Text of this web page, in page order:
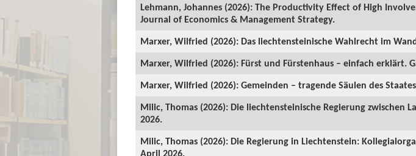
Lehmann, Johannes (2026): The Productivity Effect of High
Journal of Economics & Management Strategy.
Marxer, Wilfried (2026): Das liechtensteinische Wahlrecht im
Marxer, Wilfried (2026): Fürst und Fürstenhaus – einfach erklärt.
Marxer, Wilfried (2026): Gemeinden – tragende Säulen des
Milic, Thomas (2026): Die liechtensteinische Regierung zwischen
2026.
Milic, Thomas (2026): Die Regierung in Liechtenstein:
April 2026.